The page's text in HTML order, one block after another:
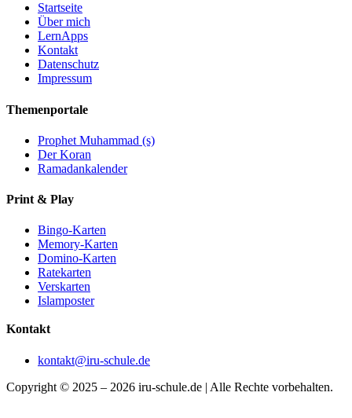
Startseite
Über mich
LernApps
Kontakt
Datenschutz
Impressum
Themenportale
Prophet Muhammad (s)
Der Koran
Ramadankalender
Print & Play
Bingo-Karten
Memory-Karten
Domino-Karten
Ratekarten
Verskarten
Islamposter
Kontakt
kontakt@iru-schule.de
Copyright © 2025 – 2026 iru-schule.de | Alle Rechte vorbehalten.